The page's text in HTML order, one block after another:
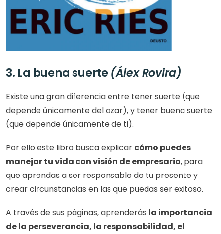
3. La buena suerte (Álex Rovira)
Existe una gran diferencia entre tener suerte (que
depende únicamente del azar), y tener buena suerte
(que depende únicamente de ti).
Por ello este libro busca explicar cómo puedes
manejar tu vida con visión de empresario, para
que aprendas a ser responsable de tu presente y
crear circunstancias en las que puedas ser exitoso.
A través de sus páginas, aprenderás la importancia
de la perseverancia, la responsabilidad, el